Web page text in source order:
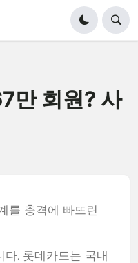
만 회원? 사
를 충격에 빠뜨린
다. 롯데카드는 국내